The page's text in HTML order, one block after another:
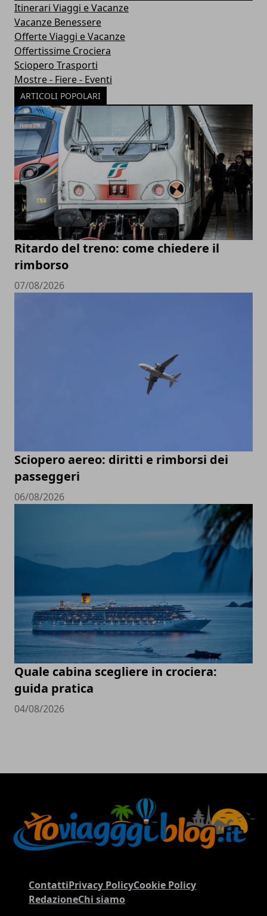
Itinerari Viaggi e Vacanze
Vacanze Benessere
Offerte Viaggi e Vacanze
Offertissime Crociera
Sciopero Trasporti
Mostre - Fiere - Eventi
ARTICOLI POPOLARI
Ritardo del treno: come chiedere il
rimborso
07/08/2026
Sciopero aereo: diritti e rimborsi dei
passeggeri
06/08/2026
Quale cabina scegliere in crociera:
guida pratica
04/08/2026
ContattiPrivacy PolicyCookie Policy
RedazioneChi siamo